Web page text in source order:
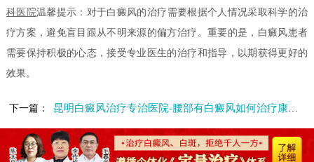
科医院温馨提示：对于白癜风的治疗需要根据个人情况采取科学的治
疗方案，避免盲目跟从不明来源的偏方治疗。重要的是，白癜风患者
需要保持积极的心态，接受专业医生的治疗和指导，以期获得更好的
效果。
下一篇： 昆明白癜风治疗专治医院-腰部有白癜风如何治疗康复更快